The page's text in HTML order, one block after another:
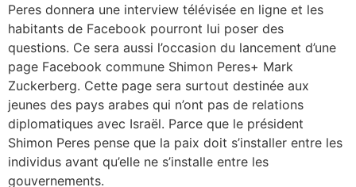
Peres donnera une interview télévisée en ligne et les
habitants de Facebook pourront lui poser des
questions. Ce sera aussi l’occasion du lancement d’une
page Facebook commune Shimon Peres+ Mark
Zuckerberg. Cette page sera surtout destinée aux
jeunes des pays arabes qui n’ont pas de relations
diplomatiques avec Israël. Parce que le président
Shimon Peres pense que la paix doit s’installer entre les
individus avant qu’elle ne s’installe entre les
gouvernements.